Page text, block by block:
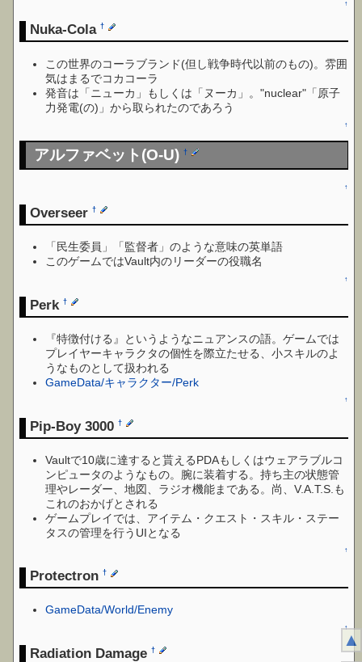
↑
Nuka-Cola†
この世界のコーラブランド(但し戦争時代以前のもの)。雰囲
気はまるでコカコーラ
発音は「ニューカ」もしくは「ヌーカ」。"nuclear"「原子
力発電(の)」から取られたのであろう
↑
アルファベット(O-U)†
↑
Overseer†
「民生委員」「監督者」のような意味の英単語
このゲームではVault内のリーダーの役職名
↑
Perk†
『特徴付ける』というようなニュアンスの語。ゲームでは
プレイヤーキャラクタの個性を際立たせる、小スキルのよ
うなものとして扱われる
GameData/キャラクター/Perk
↑
Pip-Boy 3000†
Vaultで10歳に達すると貰えるPDAもしくはウェアラブルコ
ンピュータのようなもの。腕に装着する。持ち主の状態管
理やレーダー、地図、ラジオ機能まである。尚、V.A.T.S.も
これのおかげとされる
ゲームプレイでは、アイテム・クエスト・スキル・ステー
タスの管理を行うUIとなる
↑
Protectron†
GameData/World/Enemy
↑
Radiation Damage†
▲